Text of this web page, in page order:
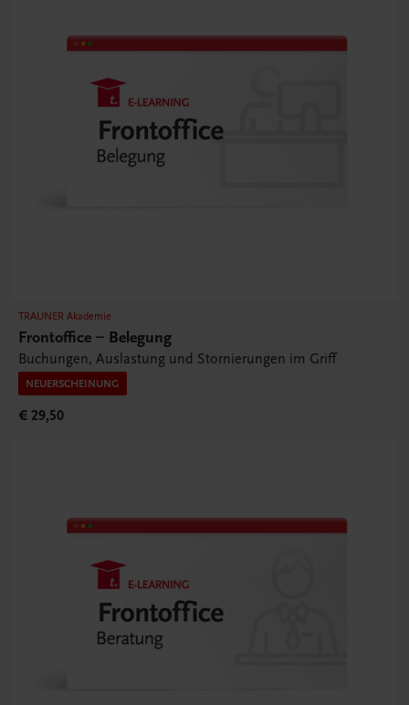
TRAUNER Akademie
Frontoffice – Belegung
Buchungen, Auslastung und Stornierungen im Griff
NEUERSCHEINUNG
€ 29,50